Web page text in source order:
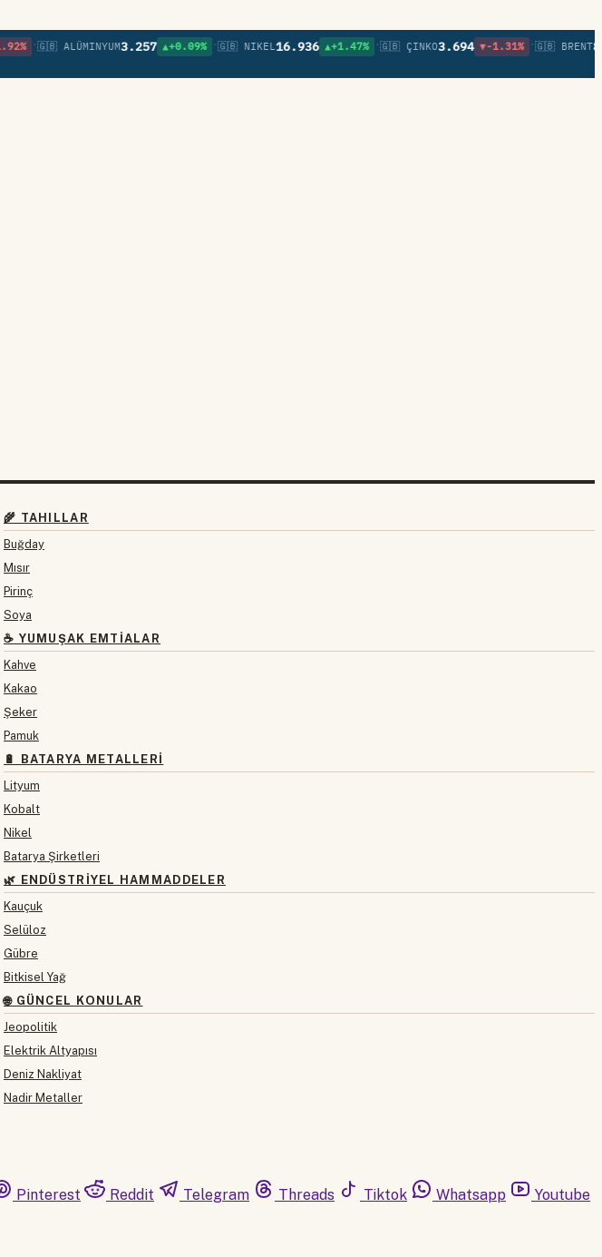
•🇬🇧 ALÜMINYUM3.257 ▲+0.09% •🇬🇧 NIKEL16.936 ▲+1.47% •🇬🇧 ÇINKO3.694 ▼-1.31% •🇬🇧 BRENT82,27
🌾 TAHILLAR
Buğday
Mısır
Pirinç
Soya
☕ YUMUŞAK EMTIALAR
Kahve
Kakao
Şeker
Pamuk
🔋 BATARYA METALLERI
Lityum
Kobalt
Nikel
Batarya Şirketleri
🌿 ENDÜSTRIYEL HAMMADDELER
Kauçuk
Selüloz
Gübre
Bitkisel Yağ
🌐 GÜNCEL KONULAR
Jeopolitik
Elektrik Altyapısı
Deniz Nakliyat
Nadir Metaller
Pinterest Reddit Telegram Threads Tiktok Whatsapp Youtube